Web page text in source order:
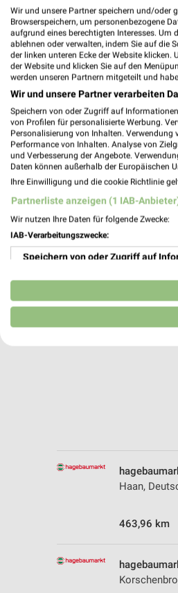
Kaarst,
488,62 km
Dormagen,
480,07 km
Haan,
463,96 km
Wir und unsere Partner speichern und/oder
Browserspeichern, um personenbezogene
aufgrund eines berechtigten Interesses. Um
ablehnen oder verwalten, indem Sie auf die
der linken unteren Ecke der Website
der Website und klicken Sie auf den
werden unseren Partnern mitgeteilt und
Wir und unsere Partner verarbeiten
Speichern von oder Zugriff auf
von Profilen für personalisierte Werbung.
Personalisierung von Inhalten. Verwendung
Performance von Inhalten. Analyse von
und Verbesserung der Angebote.
Daten können außerhalb der Europäischen
Ihre Einwilligung und die cookie Richtlinie
Partnerliste anzeigen (1 IAB-
Wir nutzen Ihre Daten für folgende Zwecke:
IAB-Verarbeitungszwecke:
Speichern von oder Zugriff auf
Verwendung reduzierter Daten zur
Erstellung von Profilen für
Analyse von Zielgruppen durch
Entwicklung und Verbesserung der